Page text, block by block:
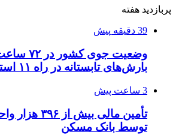
پربازدید هفته
39 دقیقه پیش
وضعیت جوی
بارش‌های تابستانه در راه ۱۱ استان
3 ساعت پیش
تأمین مالی
توسط بانک مسکن